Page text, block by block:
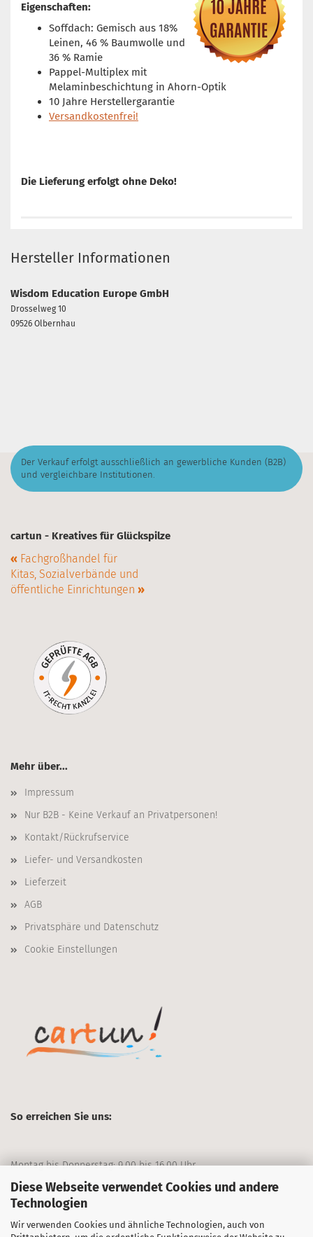
Diese Webseite verwendet Cookies und andere
Technologien
Wir verwenden Cookies und ähnliche Technologien, auch von
Eigenschaften:
Soffdach: Gemisch aus 18%
Leinen, 46 % Baumwolle und
36 % Ramie
Pappel-Multiplex mit
Melaminbeschichtung in Ahorn-Optik
10 Jahre Herstellergarantie
Versandkostenfrei!
Die Lieferung erfolgt ohne Deko!
Hersteller Informationen
Wisdom Education Europe GmbH
Drosselweg 10
09526 Olbernhau
Der Verkauf erfolgt ausschließlich an gewerbliche Kunden (B2B)
und vergleichbare Institutionen.
cartun - Kreatives für Glückspilze
« Fachgroßhandel für
Kitas, Sozialverbände und
öffentliche Einrichtungen »
Mehr über...
Impressum
Nur B2B - Keine Verkauf an Privatpersonen!
Kontakt/Rückrufservice
Liefer- und Versandkosten
Lieferzeit
AGB
Privatsphäre und Datenschutz
Cookie Einstellungen
So erreichen Sie uns:
Montag bis Donnerstag: 9.00 bis 16.00 Uhr
Freitag: 9.00 bis 13.00 Uhr
+49 911/70403-0